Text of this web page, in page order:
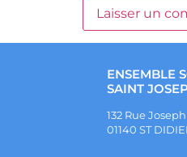
ENSEMBLE
SAINT
132 Rue
01140 ST